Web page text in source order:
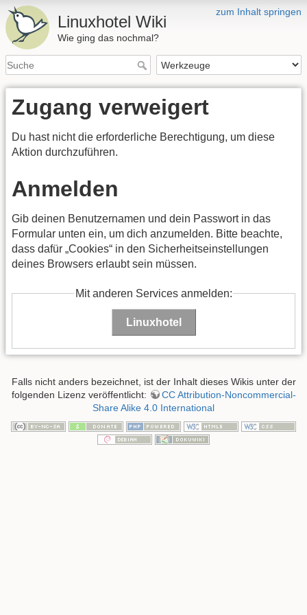
zum Inhalt springen
Linuxhotel Wiki
Wie ging das nochmal?
Zugang verweigert
Du hast nicht die erforderliche Berechtigung, um diese
Aktion durchzuführen.
Anmelden
Gib deinen Benutzernamen und dein Passwort in das
Formular unten ein, um dich anzumelden. Bitte beachte,
dass dafür „Cookies“ in den Sicherheitseinstellungen
deines Browsers erlaubt sein müssen.
Mit anderen Services anmelden:
Linuxhotel
Falls nicht anders bezeichnet, ist der Inhalt dieses Wikis unter der
folgenden Lizenz veröffentlicht:
CC Attribution-Noncommercial-
Share Alike 4.0 International